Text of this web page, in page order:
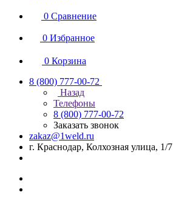
0 Сравнение
0 Избранное
0 Корзина
8 (800) 777-00-72
Назад
Телефоны
8 (800) 777-00-72
Заказать звонок
zakaz@1weld.ru
г. Краснодар, Колхозная улица, 1/7